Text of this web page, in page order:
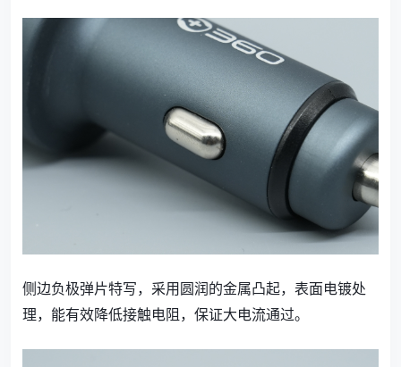
侧边负极弹片特写，采用圆润的金属凸起，表面电镀处
理，能有效降低接触电阻，保证大电流通过。